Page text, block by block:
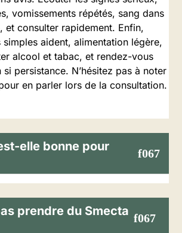
vomissements répétés, sang dans
et consulter rapidement. Enfin,
simples aident, alimentation légère,
alcool et tabac, et rendez-vous
persistance. N’hésitez pas à noter
en parler lors de la consultation.
elle bonne pour
prendre du Smecta